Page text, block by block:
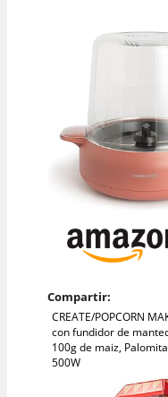
Compartir:
CREATE/POPCORN
con fundidor de
100g de maiz,
500W